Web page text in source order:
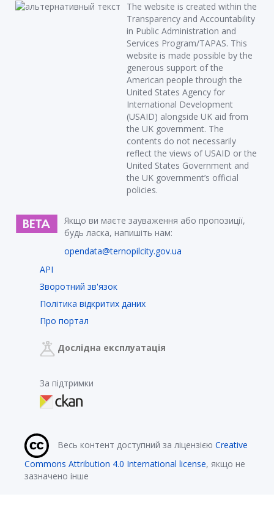
The website is created within the
Transparency and Accountability
in Public Administration and
Services Program/TAPAS. This
website is made possible by the
generous support of the
American people through the
United States Agency for
International Development
(USAID) alongside UK aid from
the UK government. The
contents do not necessarily
reflect the views of USAID or the
United States Government and
the UK government’s official
policies.
Якщо ви маєте зауваження або пропозиції,
будь ласка, напишіть нам:
opendata@ternopilcity.gov.ua
API
Зворотний зв'язок
Політика відкритих даних
Про портал
Дослідна експлуатація
За підтримки
Весь контент доступний за ліцензією Creative
Commons Attribution 4.0 International license, якщо не
зазначено інше